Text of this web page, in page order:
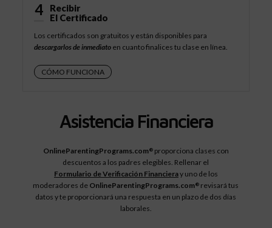
4
Recibir
El Certificado
Los certificados son gratuitos y están disponibles para
descargarlos de inmediato en cuanto finalices tu clase en línea.
CÓMO FUNCIONA
Asistencia Financiera
OnlineParentingPrograms.com®proporciona clases con
descuentos a los padres elegibles. Rellenar el
Formulario de Verificación Financieray uno de los
moderadores de OnlineParentingPrograms.com® revisará tus
datos y te proporcionará una respuesta en un plazo de dos días
laborales.